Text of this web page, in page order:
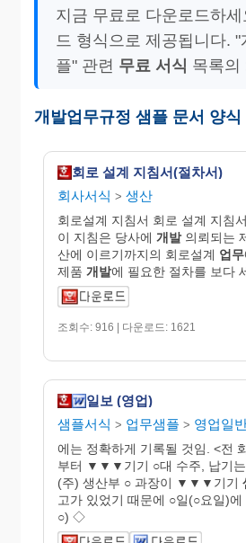
지금 무료로 다운로드하
드 형식으로 제공됩니다.
플" 관련 무료 서식 목록의
개발업무규정 샘플 문서 양식
회로 설계 지침서(절차서)
회사서식 > 생산
회로설계 지침서 회로 설계 지침
이 지침은 당사에 개발의뢰되는
산에 이르기까지의 회로설계 업무
제품 개발에 필요한 절차를 보다
조회수: 916 | 다운로드: 1621
일보 (영업)
샘플서식 > 업무샘플 > 영업일
에는 정확하게 기록될 것임. <전
부터 ▼▼▼기기 ○대 수주, 납기
(주) 생산부 ○ 과장이 ▼▼▼기기
고가 있었기 때문에 ○일(○요일)에
○) ◇